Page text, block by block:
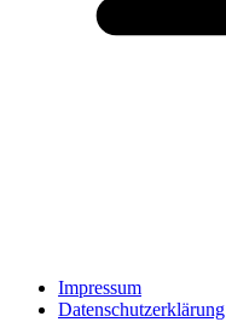
Impressum
Datenschutzerklärung